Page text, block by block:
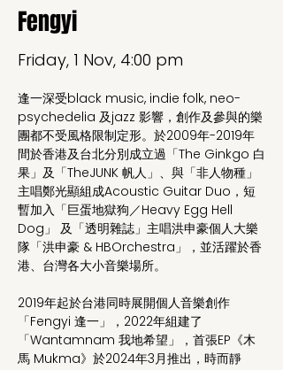
Fengyi
Friday, 1 Nov, 4:00 pm
逢一深受black music, indie folk, neo-
psychedelia 及jazz 影響，創作及參與的樂
團都不受風格限制定形。於2009年-2019年
間於香港及台北分別成立過「The Ginkgo 白
果」及「TheJUNK 帆人」、與「非人物種」
主唱鄭光顯組成Acoustic Guitar Duo，短
暫加入「巨蛋地獄狗／Heavy Egg Hell
Dog」 及「透明雜誌」主唱洪申豪個人大樂
隊「洪申豪 & HBOrchestra」，並活躍於香
港、台灣各大小音樂場所。
2019年起於台港同時展開個人音樂創作
「Fengyi 逢一」，2022年組建了
「Wantamnam 我地希望」，首張EP《木
馬 Mukma》於2024年3月推出，時而靜